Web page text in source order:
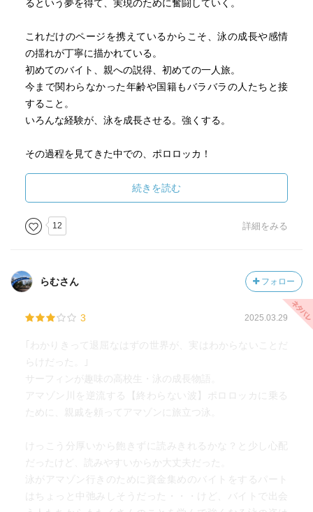
るという夢を得て、実現のために奮闘していく。
これだけのページを携えているからこそ、泳の成長や感情
の揺れが丁寧に描かれている。
初めてのバイト、親への説得、初めての一人旅。
今まで関わらなかった年齢や国籍もバラバラの人たちと接
すること。
いろんな経験が、泳を成長させる。強くする。
その過程を見てきた中での、ポロロッカ！
泳の興奮と冷静さを同時に垣間見て、「彼は大人になった
んだな」と感じた。
果たして私は、この先の人生で「大きな音」を聞くことが
自分の興味のアンテナを張りめぐらせて、「大きな音」に
耳を澄ませたいと思うし、もし聞こえてきたら、その波に
大人の私にも、そんな希望を持たせてくれたお話だった。
続きを読む
12 詳細をみる
らむさん フォロー
3 2025.03.29
｢わかりきって退屈なはずの世界が、実はわからないことだ
らけだった。｣
サーフィンが趣味の高校生・泳の成長物語。
アマゾン川を逆流する【終わらない波】ポロロッカに乗る
ために、親戚を頼ってアマゾンに旅立つ泳。
けっこう分厚いから飽きずに読みきれるかな？と少し心配
だったけど、読みやすいからか大丈夫だった。
泳がアマゾン行きのために資金集めのバイトをするパート
はちょっと中弛みしそうだった・・・けど、バイトで出会